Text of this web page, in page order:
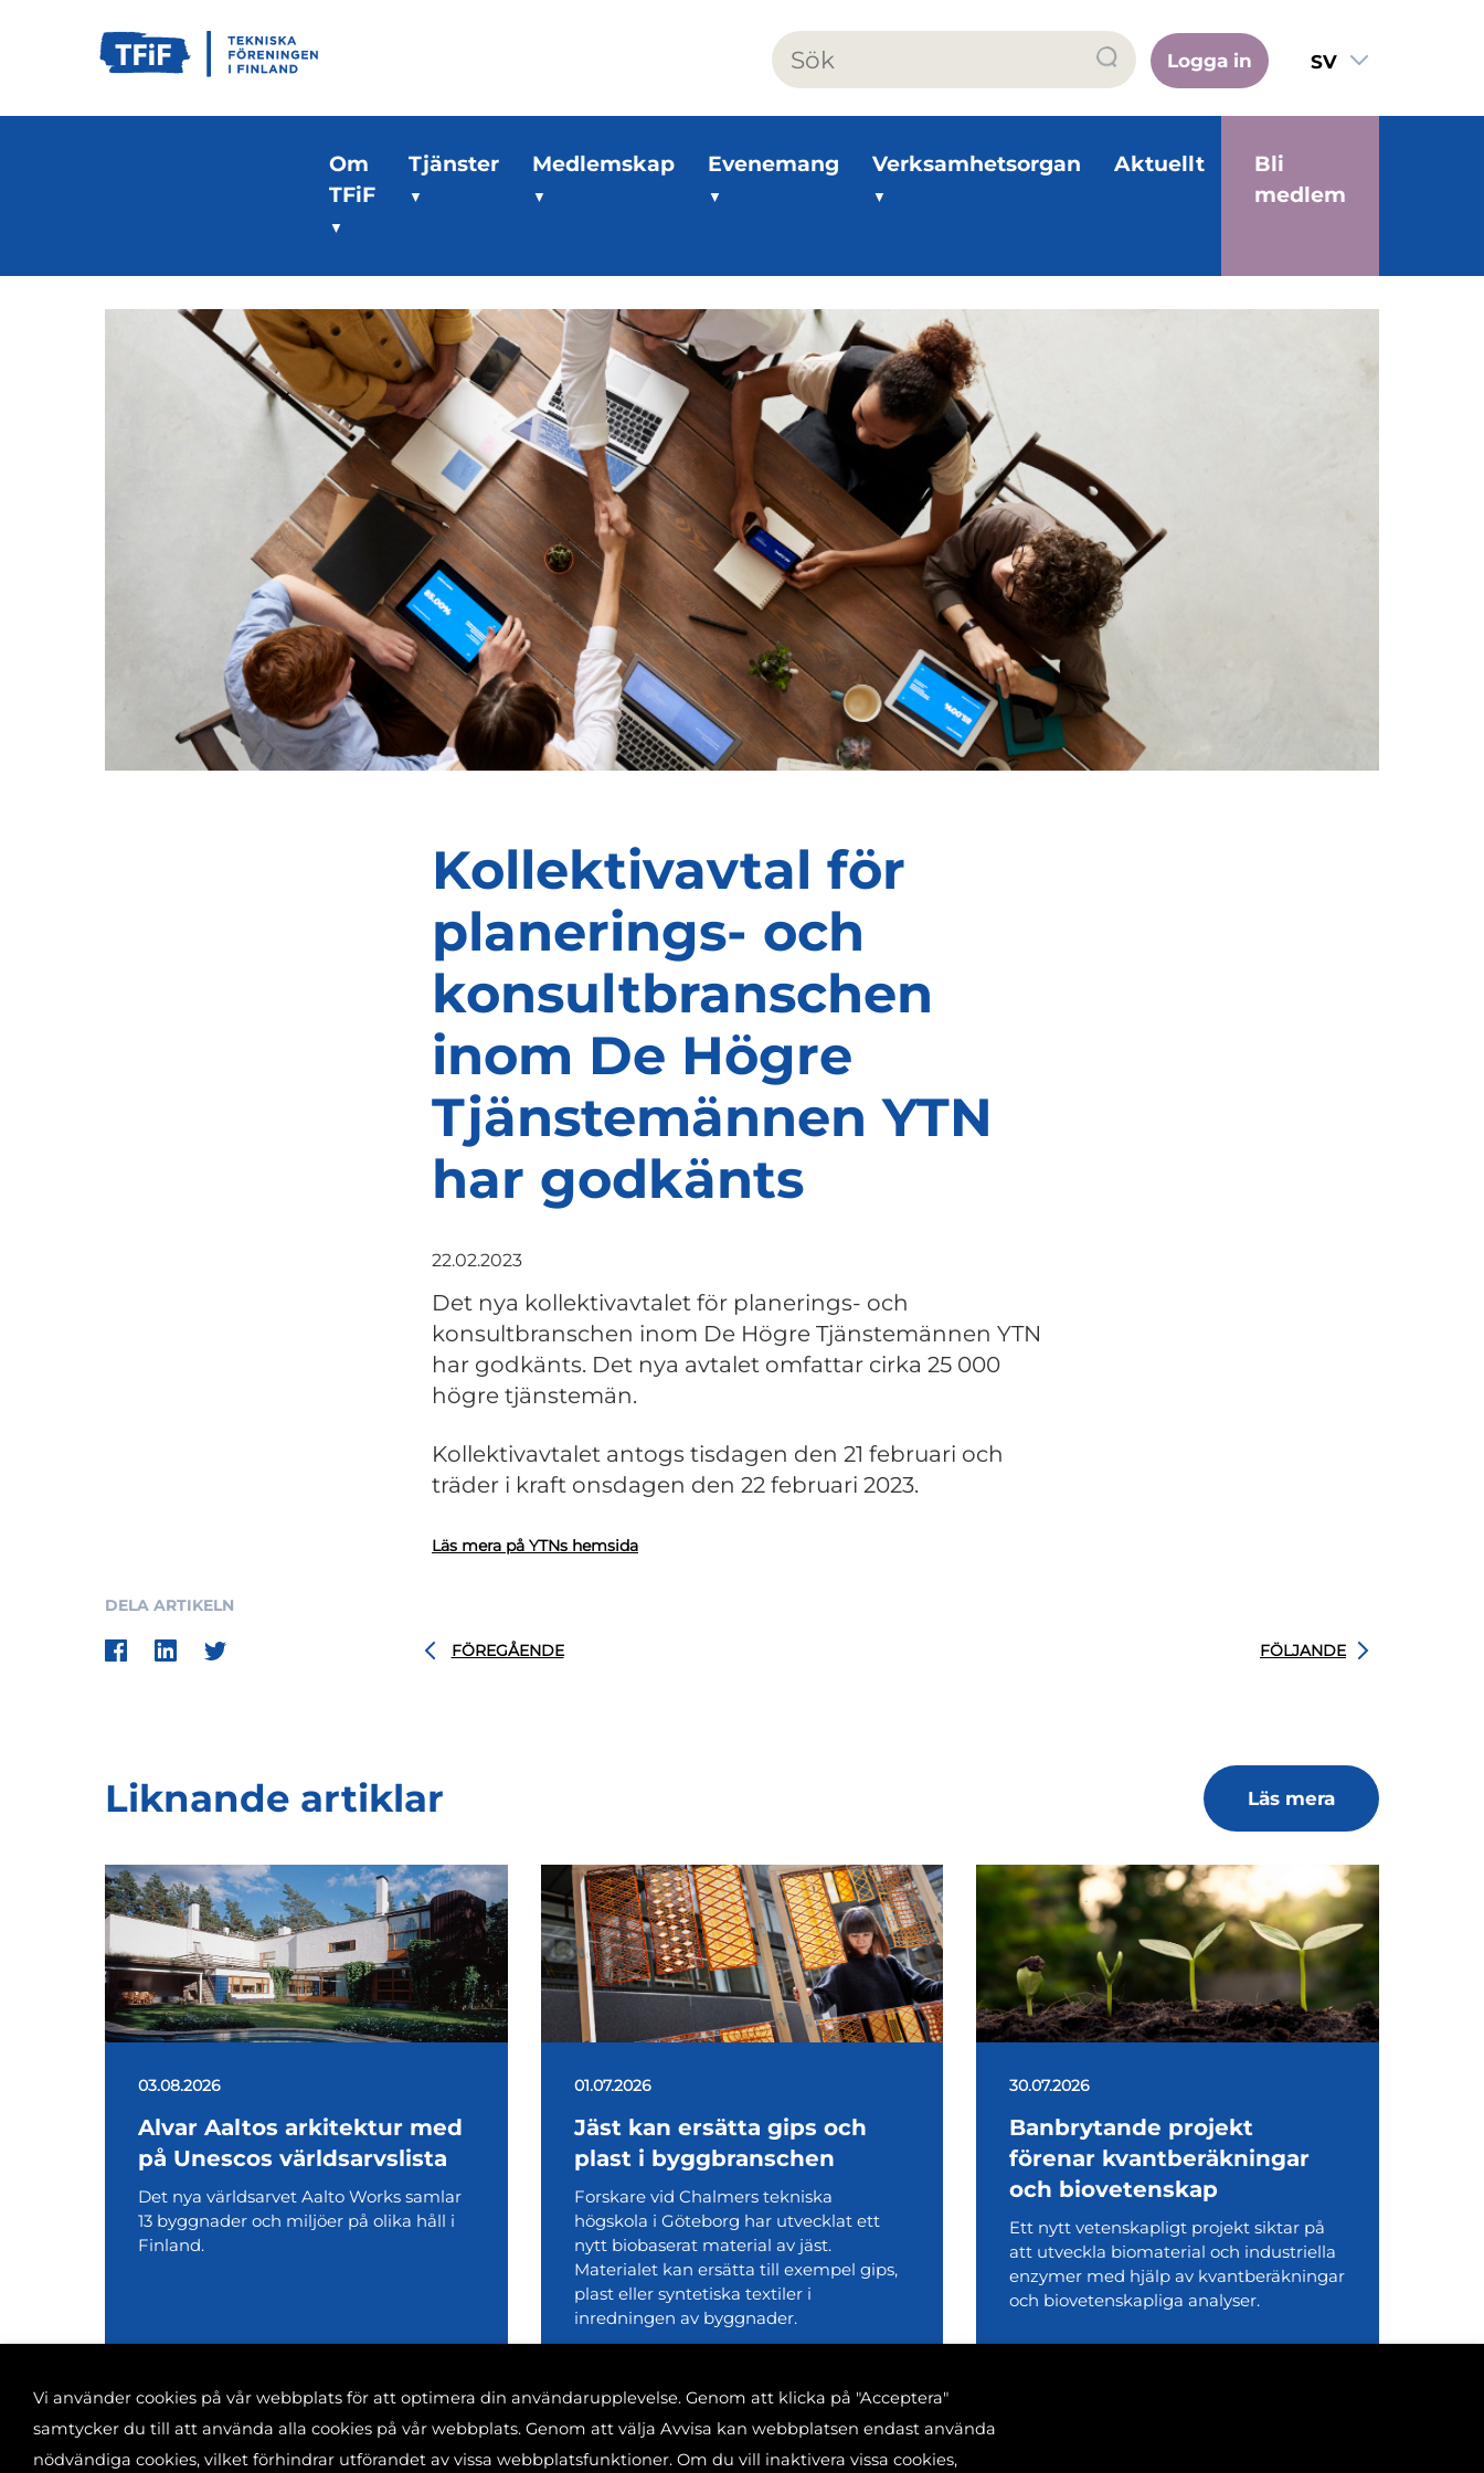
Logga in
SV
Om
TFiF
Tjänster Medlemskap Evenemang Verksamhetsorgan Aktuellt
Bli
medlem
Kollektivavtal för
planerings- och
konsultbranschen
inom De Högre
Tjänstemännen YTN
har godkänts
22.02.2023
Det nya kollektivavtalet för planerings- och
konsultbranschen inom De Högre Tjänstemännen YTN
har godkänts. Det nya avtalet omfattar cirka 25 000
högre tjänstemän.
Kollektivavtalet antogs tisdagen den 21 februari och
träder i kraft onsdagen den 22 februari 2023.
Läs mera på YTNs hemsida
DELA ARTIKELN
FÖREGÅENDE FÖLJANDE
Liknande artiklar Läs mera
03.08.2026
Alvar Aaltos arkitektur med
på Unescos världsarvslista
Det nya världsarvet Aalto Works samlar
13 byggnader och miljöer på olika håll i
Finland.
01.07.2026
Jäst kan ersätta gips och
plast i byggbranschen
Forskare vid Chalmers tekniska
högskola i Göteborg har utvecklat ett
nytt biobaserat material av jäst.
Materialet kan ersätta till exempel gips,
plast eller syntetiska textiler i
inredningen av byggnader.
30.07.2026
Banbrytande projekt
förenar kvantberäkningar
och biovetenskap
Ett nytt vetenskapligt projekt siktar på
att utveckla biomaterial och industriella
enzymer med hjälp av kvantberäkningar
och biovetenskapliga analyser.
Vi använder cookies på vår webbplats för att optimera din användarupplevelse. Genom att klicka på "Acceptera"
samtycker du till att använda alla cookies på vår webbplats. Genom att välja Avvisa kan webbplatsen endast använda
nödvändiga cookies, vilket förhindrar utförandet av vissa webbplatsfunktioner. Om du vill inaktivera vissa cookies,